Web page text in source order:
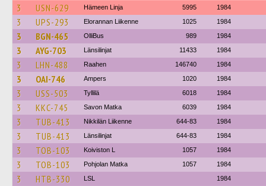
3 USN-629 Hämeen Linja 5995 1984
3 UPS-293 Elorannan Liikenne 1025 1984
3 BGN-465 OlliBus 989 1984
3 AYG-703 Länsilinjat 11433 1984
3 LHN-488 Raahen 146740 1984
3 OAI-746 Ampers 1020 1984
3 USS-503 Tyllilä 6018 1984
3 KKC-745 Savon Matka 6039 1984
3 TUB-413 Nikkilän Liikenne 644-83 1984
3 TUB-413 Länsilinjat 644-83 1984
3 TOB-103 Koiviston L 1057 1984
3 TOB-103 Pohjolan Matka 1057 1984
3 HTB-330 LSL 1984